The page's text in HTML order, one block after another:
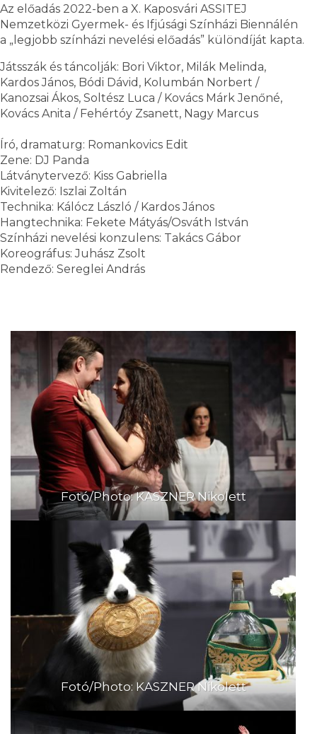
Az előadás 2022-ben a X. Kaposvári ASSITEJ
Nemzetközi Gyermek- és Ifjúsági Színházi Biennálén
a „legjobb színházi nevelési előadás” különdíját kapta.
Játsszák és táncolják: Bori Viktor, Milák Melinda,
Kardos János, Bódi Dávid, Kolumbán Norbert /
Kanozsai Ákos, Soltész Luca / Kovács Márk Jenőné,
Kovács Anita / Fehértóy Zsanett, Nagy Marcus
Író, dramaturg: Romankovics Edit
Zene: DJ Panda
Látványtervező: Kiss Gabriella
Kivitelező: Iszlai Zoltán
Technika: Kálócz László / Kardos János
Hangtechnika: Fekete Mátyás/Osváth István
Színházi nevelési konzulens: Takács Gábor
Koreográfus: Juhász Zsolt
Rendező: Sereglei András
Fotó/Photo: KASZNER Nikolett
Fotó/Photo: KASZNER Nikolett